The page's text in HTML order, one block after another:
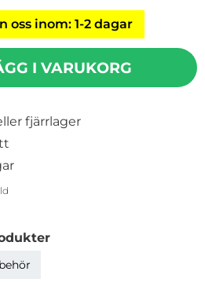
oss inom: 1-2 dagar
I VARUKORG
fjärrlager